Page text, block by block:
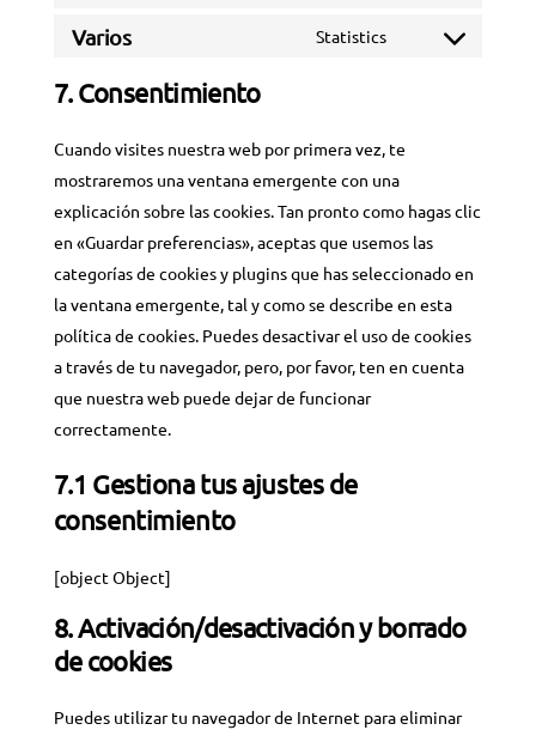
service
Varios Statistics
Consent
varios
7. Consentimiento
Cuando visites nuestra web por primera vez, te
mostraremos una ventana emergente con una
explicación sobre las cookies. Tan pronto como hagas clic
en «Guardar preferencias», aceptas que usemos las
categorías de cookies y plugins que has seleccionado en
la ventana emergente, tal y como se describe en esta
política de cookies. Puedes desactivar el uso de cookies
a través de tu navegador, pero, por favor, ten en cuenta
que nuestra web puede dejar de funcionar
correctamente.
7.1 Gestiona tus ajustes de
consentimiento
[object Object]
8. Activación/desactivación y borrado
de cookies
Puedes utilizar tu navegador de Internet para eliminar